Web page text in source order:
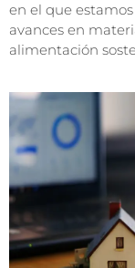
en el que
avances en
alimentación